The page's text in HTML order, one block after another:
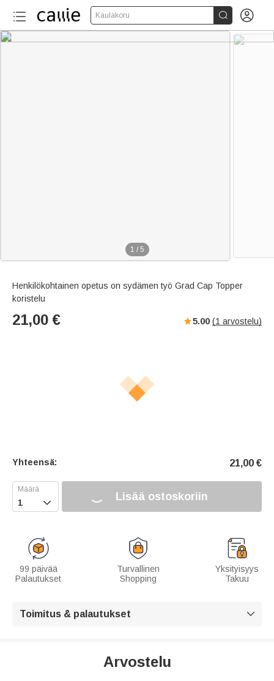
Kaulakoru  
1 / 5
Henkilökohtainen opetus on sydämen työ Grad Cap Topper
koristelu
21,00 € 5.00 (1 arvostelu)
Yhteensä: 21,00 €
 Lisää ostoskoriin
99 päivää
Palautukset
Turvallinen
Shopping
Yksityisyys
Takuu
Toimitus & palautukset 
Arvostelu